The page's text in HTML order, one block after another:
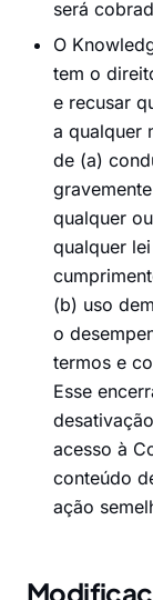
será
O
tem o
e recusar
a qualquer
de (a)
qualquer
qualquer
(b) uso
o
termos e
Esse
acesso à
conteúdo
ação